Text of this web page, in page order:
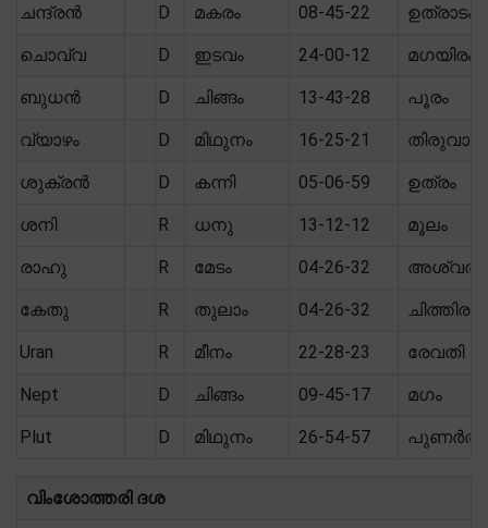
ചന്ദ്രൻ D മകരം 08-45-22 ഉത്രാടം
ചൊവ്വ D ഇടവം 24-00-12 മഗയിരം
ബുധൻ D ചിങ്ങം 13-43-28 പൂരം
വ്യാഴം D മിഥുനം 16-25-21
ശുക്രൻ D കന്നി 05-06-59 ഉത്രം
ശനി R ധനു 13-12-12 മൂലം
രാഹു R മേടം 04-26-32 അശ്വതി
കേതു R തുലാം 04-26-32 ചിത്തിര
Uran R മീനം 22-28-23 രേവതി
Nept D ചിങ്ങം 09-45-17 മഗം
Plut D മിഥുനം 26-54-57 പുണർതം
വിംശോത്തരി ദശ